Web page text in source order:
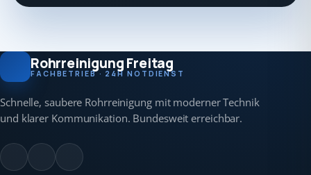
Rohrreinigung Freitag
FACHBETRIEB · 24H NOTDIENST
Schnelle, saubere Rohrreinigung mit moderner Technik
und klarer Kommunikation. Bundesweit erreichbar.